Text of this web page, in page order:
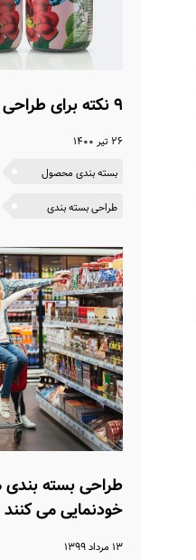
۹ نکته برای طراحی بهتر بسته بندی
۲۶ تیر ۱۴۰۰
بسته بندی محصول
طراحی بسته بندی
طراحی بسته
خودنمایی می‌ کنند
۱۳ مرداد ۱۳۹۹